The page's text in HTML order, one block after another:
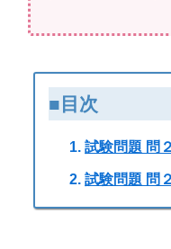
■目次
試験問題 問
試験問題 問